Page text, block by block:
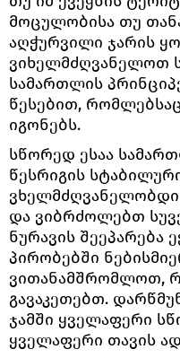
მოცულობისა თუ
აღჭურვილი ჯარის
ვიხელმძღვანელოთ
სამართლის
წესებით,
იგონებს.
სწორედ ესაა
წესრიგის
და ვიბრძოლებთ
ნურავის შეეპარება
პირობებში
ვითანამშრომლოთ,
გავაკეთებთ.
ჯამში ყველაფერი
ყველაფერი თავის